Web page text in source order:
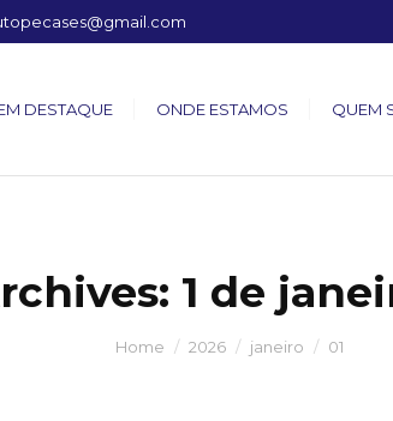
DESTAQUE ONDE ESTAMOS QUEM
1 de
Home 2026 janeiro 01